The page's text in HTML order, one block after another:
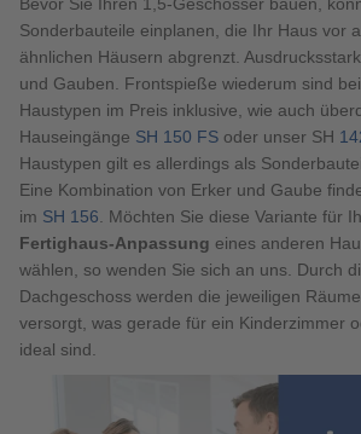
Sonderbauteile einplanen, die Ihr Haus vor
ähnlichen Häusern abgrenzt.
und Gauben. Frontspieße wiederum sind
Haustypen im Preis inklusive, wie auch
Hauseingänge SH 150 FS oder unser SH
Haustypen gilt es allerdings als
Eine Kombination von Erker und Gaube
im SH 156 . Möchten Sie diese Variante für
Fertighaus-Anpassung eines anderen
wählen, so wenden Sie sich an uns. Durch
Dachgeschoss werden die jeweiligen
versorgt, was gerade für ein Kinderzimmer
ideal sind.